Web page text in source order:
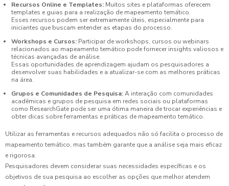
Recursos Online e Templates: Muitos sites e plataformas oferecem
templates e guias para a realização de mapeamento temático.
Esses recursos podem ser extremamente úteis, especialmente para
iniciantes que buscam entender as etapas do processo.
Workshops e Cursos: Participar de workshops, cursos ou webinars
relacionados ao mapeamento temático pode fornecer insights valiosos e
técnicas avançadas de análise.
Essas oportunidades de aprendizagem ajudam os pesquisadores a
desenvolver suas habilidades e a atualizar-se com as melhores práticas
na área.
Grupos e Comunidades de Pesquisa:A interação com comunidades
acadêmicas e grupos de pesquisa em redes sociais ou plataformas
como ResearchGate pode ser uma ótima maneira de trocar experiências e
obter dicas sobre ferramentas e práticas de mapeamento temático.
Utilizar as ferramentas e recursos adequados não só facilita o processo de
mapeamento temático, mas também garante que a análise seja mais eficaz
e rigorosa.
Pesquisadores devem considerar suas necessidades específicas e os
objetivos de sua pesquisa ao escolher as opções que melhor atendem